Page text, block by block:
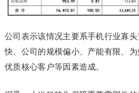
公司表示该情况主要系手机行业寡
快、公司的规模偏小、产能有限、
优质核心客户等因素造成。